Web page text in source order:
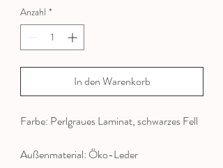
Anzahl *
In den Warenkorb
Farbe: Perlgraues Laminat, schwarzes Fell
Außenmaterial: Öko-Leder